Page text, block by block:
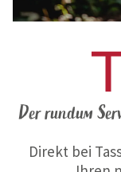
Der rundum
Direkt bei